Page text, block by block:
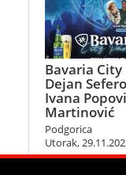
Bavaria City
Dejan
Ivana
Martinović
Podgorica
Utorak,